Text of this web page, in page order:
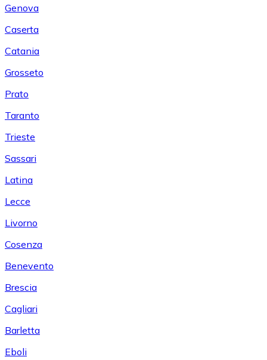
Genova
Caserta
Catania
Grosseto
Prato
Taranto
Trieste
Sassari
Latina
Lecce
Livorno
Cosenza
Benevento
Brescia
Cagliari
Barletta
Eboli